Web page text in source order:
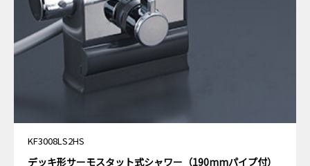
KF3008LS2HS
デッキ形サーモスタット式シャワー（190mmパイプ付）